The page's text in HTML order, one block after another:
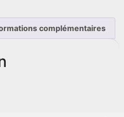
complémentaires